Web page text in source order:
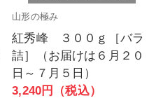
山形の極み
紅秀峰 ３００ｇ［バラ
詰］（お届けは６月２０
日～７月５日）
3,240円（税込）